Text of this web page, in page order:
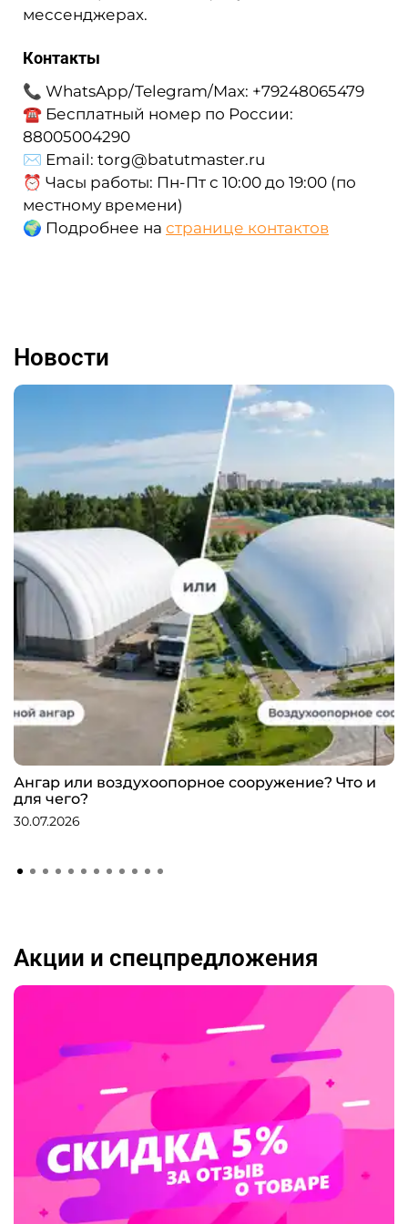
мессенджерах.
Контакты
📞 WhatsApp/Telegram/Max: +79248065479
☎ Бесплатный номер по России:
88005004290
✉ Email: torg@batutmaster.ru
⏰ Часы работы: Пн-Пт с 10:00 до 19:00 (по
местному времени)
🌍 Подробнее на странице контактов
Новости
Ангар или воздухоопорное сооружение? Что и
для чего?
30.07.2026
Акции и спецпредложения